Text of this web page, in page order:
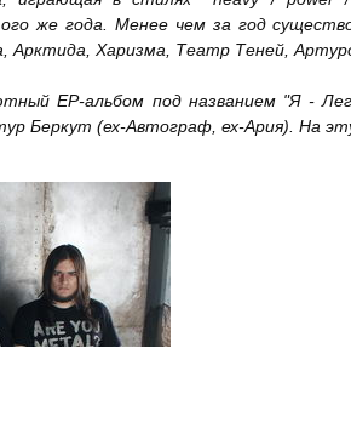
же года. Менее чем за год
Арктида, Харизма, Театр Теней,
ЕР-альбом под названием "Я -
Беркут (ех-Автограф, ех-Ария). На